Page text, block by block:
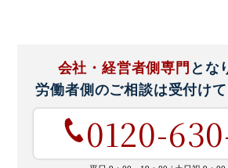
会社・経営者側専門 とな
労働者側のご相談は受付け
0120-